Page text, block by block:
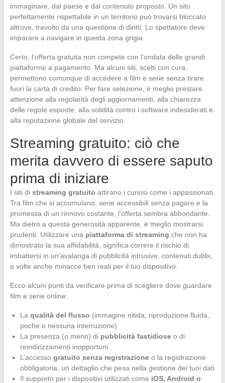
immaginare, dal paese e dal contenuto proposto. Un sito
perfettamente rispettabile in un territorio può trovarsi bloccato
altrove, travolto da una questione di diritti. Lo spettatore deve
imparare a navigare in questa zona grigia.
Certo, l’offerta gratuita non compete con l’ondata delle grandi
piattaforme a pagamento. Ma alcuni siti, scelti con cura,
permettono comunque di accedere a film e serie senza tirare
fuori la carta di credito. Per fare selezione, è meglio prestare
attenzione alla regolarità degli aggiornamenti, alla chiarezza
delle regole esposte, alla solidità contro i software indesiderati e
alla reputazione globale del servizio.
Streaming gratuito: ciò che
merita davvero di essere saputo
prima di iniziare
I siti di streaming gratuito attirano i curiosi come i appassionati.
Tra film che si accumulano, serie accessibili senza pagare e la
promessa di un rinnovo costante, l’offerta sembra abbondante.
Ma dietro a questa generosità apparente, è meglio mostrarsi
prudenti. Utilizzare una piattaforma di streaming che non ha
dimostrato la sua affidabilità, significa correre il rischio di
imbattersi in un’avalanga di pubblicità intrusive, contenuti dubbi,
a volte anche minacce ben reali per il tuo dispositivo.
Ecco alcuni punti da verificare prima di scegliere dove guardare
film e serie online:
La qualità del flusso (immagine nitida, riproduzione fluida,
poche o nessuna interruzione)
La presenza (o meno) di pubblicità fastidioseo di
reindirizzamenti inopportuni
L’accesso gratuito senza registrazioneo la registrazione
obbligatoria, un dettaglio che pesa nella gestione dei tuoi dati
Il supporto per i dispositivi utilizzati come iOS, Android o